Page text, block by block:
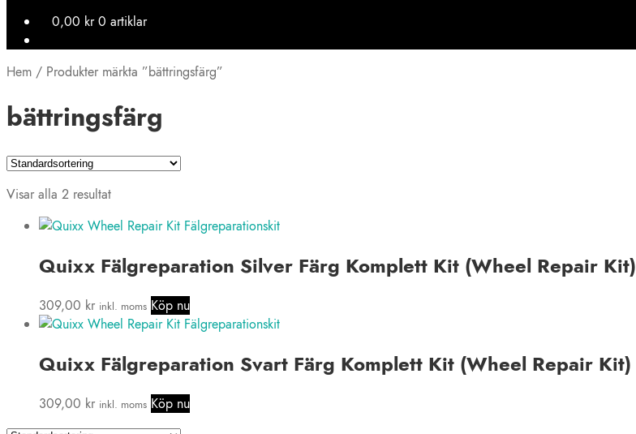
0,00 kr 0 artiklar
Hem / Produkter märkta ”bättringsfärg”
bättringsfärg
Visar alla 2 resultat
Quixx Fälgreparation Silver Färg Komplett Kit (Wheel Repair Kit)
309,00 kr inkl. moms Köp nu
Quixx Fälgreparation Svart Färg Komplett Kit (Wheel Repair Kit)
309,00 kr inkl. moms Köp nu